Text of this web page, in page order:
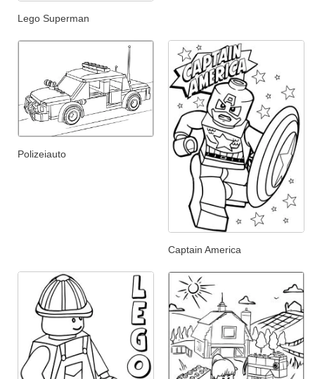
Lego Superman
Polizeiauto
Captain America